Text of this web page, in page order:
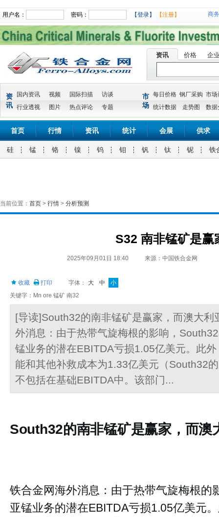
用户名： 密码： 【登录】 【注册】 商
资讯 价格 企
资
讯
国内资讯 视频 国际扫描
访谈
行业透视
图片 热点评论 专题
市
场
每日价格 钢厂采购 市场
统计数据
走势图 数据
首页 行情 资讯 统计 会展 供求
硅 锰 铬 镍 钨 钼 钒 钛 铌 铁
当前位置： 首页 > 行情 > 分析预测
S32 南非锰矿是赢
2025年09月01日 18:40 来源：中国铁合金网
收藏 打印 字体： 大 中
小
关键字：Mn ore 锰矿 南32
[导读]South32的南非锰矿是赢家，而澳大利
外消息：由于热带气旋梅根的影响，
锰业务的潜在EBITDA亏损1.05亿美元。此
能和其他补救成本为1.33亿美元（South32
不包括在基础EBITDA中。该部门...
South32的南非锰矿是赢家，而澳
铁合金网海外消息：由于热带气旋梅根
亚锰业务的潜在EBITDA亏损1.05亿美元